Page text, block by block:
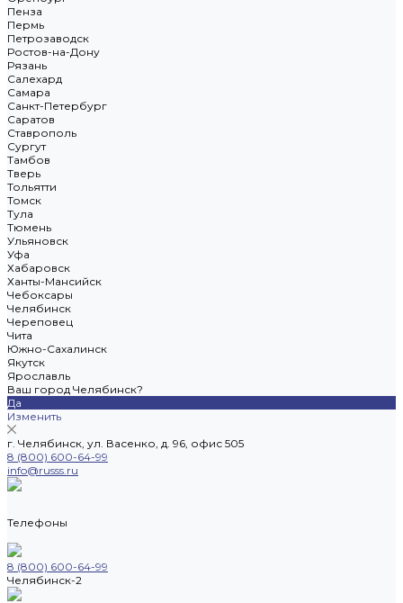
Пенза
Пермь
Петрозаводск
Ростов-на-Дону
Рязань
Салехард
Самара
Санкт-Петербург
Саратов
Ставрополь
Сургут
Тамбов
Тверь
Тольятти
Томск
Тула
Тюмень
Ульяновск
Уфа
Хабаровск
Ханты-Мансийск
Чебоксары
Челябинск
Череповец
Чита
Южно-Сахалинск
Якутск
Ярославль
Ваш город Челябинск?
Да
Изменить
г. Челябинск, ул. Васенко, д. 96, офис 505
8 (800) 600-64-99
info@russs.ru
Телефоны
8 (800) 600-64-99
Челябинск-2